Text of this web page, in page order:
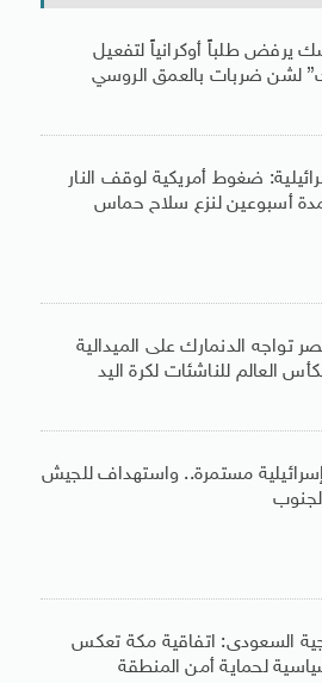
يرفض طلباً أوكرانياً لتفعيل
لشن ضربات بالعمق الروسي
ضغوط أمريكية لوقف النار
أسبوعين لنزع سلاح حماس
تواجه الدنمارك على الميدالية
العالم للناشئات لكرة اليد
مستمرة.. واستهداف للجيش
السعودى: اتفاقية مكة تعكس
لحماية أمن المنطقة